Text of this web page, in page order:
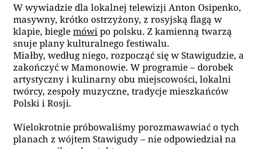
W wywiadzie dla lokalnej telewizji Anton Osipenko,
masywny, krótko ostrzyżony, z rosyjską flagą w
klapie, bieglemówi po polsku. Z kamienną twarzą
snuje plany kulturalnego festiwalu.
Miałby, według niego, rozpocząć się w Stawigudzie, a
zakończyć w Mamonowie. W programie – dorobek
artystyczny i kulinarny obu miejscowości, lokalni
twórcy, zespoły muzyczne, tradycje mieszkańców
Polski i Rosji.
Wielokrotnie próbowaliśmy porozmawawiać o tych
planach z wójtem Stawigudy – nie odpowiedział na